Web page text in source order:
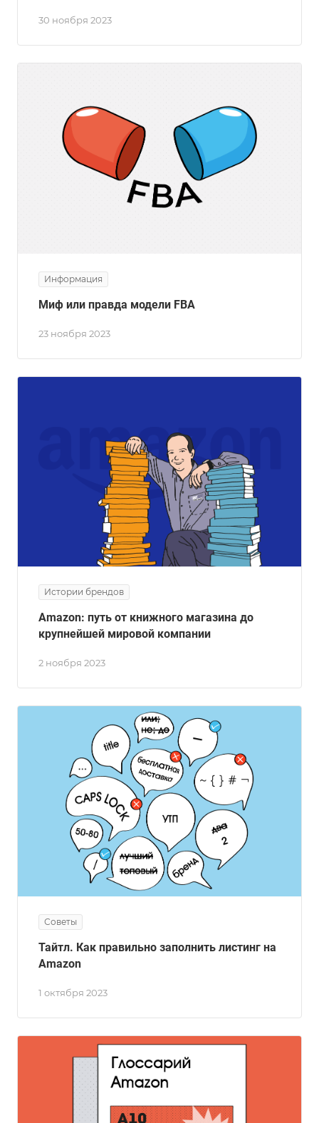
30 ноября 2023
Информация
23 ноября 2023
Миф или правда модели FBA
Истории брендов
2 ноября 2023
Amazon: путь от книжного магазина до
крупнейшей мировой компании
Советы
1 октября 2023
Тайтл. Как правильно заполнить листинг на
Amazon